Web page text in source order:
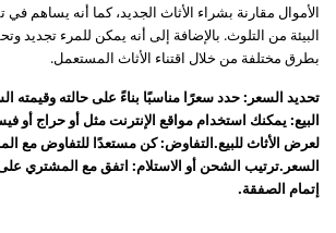
الأموال مقارنة بشراء الأثاث الجديد، كما أنه يساهم في
البيئة من التلوث. بالإضافة إلى أنه يمكن للمرء تجديد
بطرق مختلفة من خلال اقتناء الأثاث المستعمل.
تحديد السعر: حدد سعرًا مناسبًا بناءً على حالته وقيمته
البيع: يمكنك استخدام مواقع الإنترنت مثل أو حراج أو
لعرض الأثاث للبيع.التفاوض: كن مستعدًا للتفاوض مع
السعر.ترتيب الشحن أو الاستلام: اتفق مع المشتري على
إتمام الصفقة.